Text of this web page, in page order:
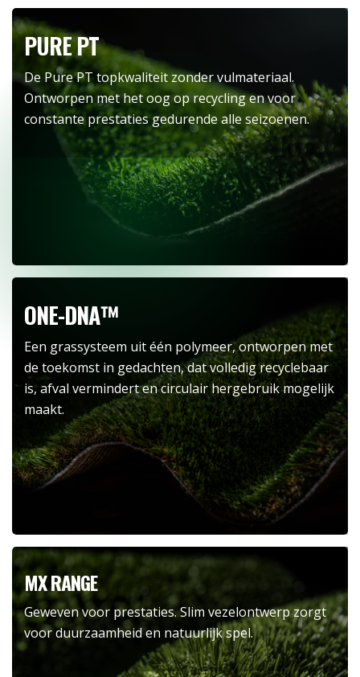
PURE PT
De Pure PT topkwaliteit zonder vulmateriaal.
Ontworpen met het oog op recycling en voor
constante prestaties gedurende alle seizoenen.
ONE-DNA™
Een grassysteem uit één polymeer, ontworpen met
de toekomst in gedachten, dat volledig recyclebaar
is, afval vermindert en circulair hergebruik mogelijk
maakt.
MX RANGE
Geweven voor prestaties. Slim vezelontwerp zorgt
voor duurzaamheid en natuurlijk spel.